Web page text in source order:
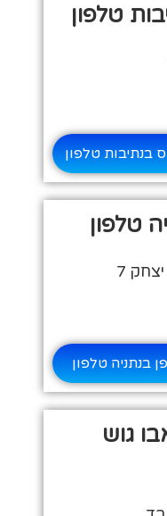
טלפון
בנתיבות טלפון
טלפון
7
בנתניה טלפון
גוש